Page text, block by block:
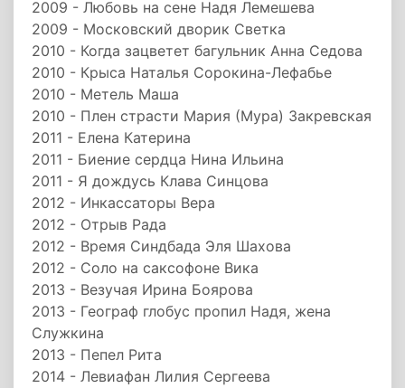
2009 - Любовь на сене Надя Лемешева
2009 - Московский дворик Светка
2010 - Когда зацветет багульник Анна Седова
2010 - Крыса Наталья Сорокина-Лефабье
2010 - Метель Маша
2010 - Плен страсти Мария (Мура) Закревская
2011 - Елена Катерина
2011 - Биение сердца Нина Ильина
2011 - Я дождусь Клава Синцова
2012 - Инкассаторы Вера
2012 - Отрыв Рада
2012 - Время Синдбада Эля Шахова
2012 - Соло на саксофоне Вика
2013 - Везучая Ирина Боярова
2013 - Географ глобус пропил Надя, жена
Служкина
2013 - Пепел Рита
2014 - Левиафан Лилия Сергеева